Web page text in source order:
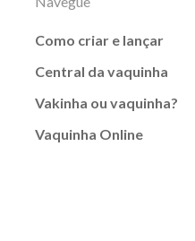
Como criar e lançar
Central da vaquinha
Vakinha ou vaquinha?
Vaquinha Online